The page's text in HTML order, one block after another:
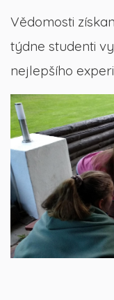
Vědomosti
týdne studenti
nejlepšího